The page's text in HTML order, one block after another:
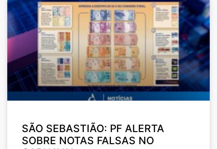
SÃO SEBASTIÃO: PF ALERTA
SOBRE NOTAS FALSAS NO